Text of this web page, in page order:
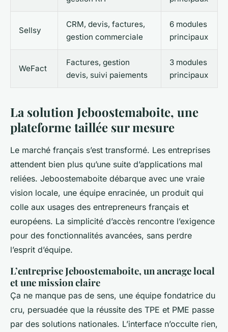
Sellsy
CRM, devis, factures,
gestion commerciale
6 modules
principaux
WeFact
Factures, gestion
devis, suivi paiements
3 modules
principaux
La solution Jeboostemaboite, une
plateforme taillée sur mesure
Le marché français s’est transformé. Les entreprises
attendent bien plus qu’une suite d’applications mal
reliées. Jeboostemaboite débarque avec une vraie
vision locale, une équipe enracinée, un produit qui
colle aux usages des entrepreneurs français et
européens. La simplicité d’accès rencontre l’exigence
pour des fonctionnalités avancées, sans perdre
l’esprit d’équipe.
L’entreprise Jeboostemaboite, un ancrage local
et une mission claire
Ça ne manque pas de sens, une équipe fondatrice du
cru, persuadée que la réussite des TPE et PME passe
par des solutions nationales. L’interface n’occulte rien,